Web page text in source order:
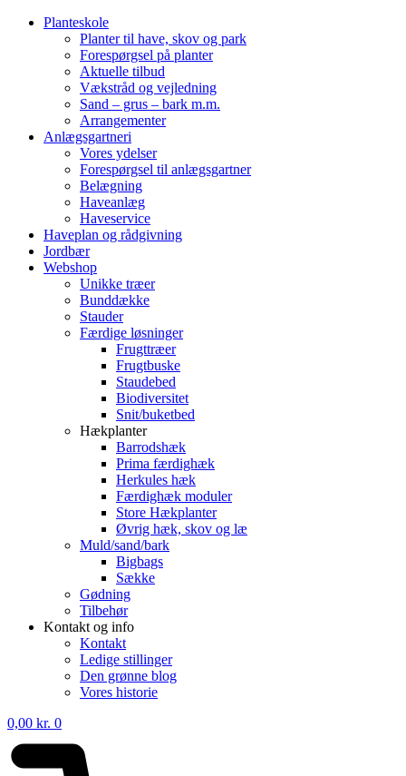
Planteskole
Planter til have, skov og park
Forespørgsel på planter
Aktuelle tilbud
Vækstråd og vejledning
Sand – grus – bark m.m.
Arrangementer
Anlægsgartneri
Vores ydelser
Forespørgsel til anlægsgartner
Belægning
Haveanlæg
Haveservice
Haveplan og rådgivning
Jordbær
Webshop
Unikke træer
Bunddække
Stauder
Færdige løsninger
Frugttræer
Frugtbuske
Staudebed
Biodiversitet
Snit/buketbed
Hækplanter
Barrodshæk
Prima færdighæk
Herkules hæk
Færdighæk moduler
Store Hækplanter
Øvrig hæk, skov og læ
Muld/sand/bark
Bigbags
Sække
Gødning
Tilbehør
Kontakt og info
Kontakt
Ledige stillinger
Den grønne blog
Vores historie
0,00 kr. 0